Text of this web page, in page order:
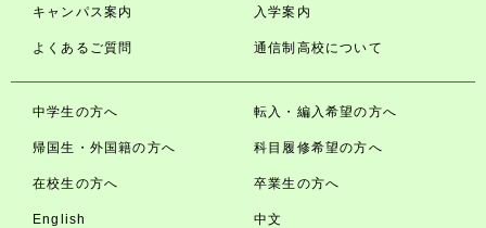
キャンパス案内 入学案内
よくあるご質問 通信制高校について
中学生の方へ 転入・編入希望の方へ
帰国生・外国籍の方へ 科目履修希望の方へ
在校生の方へ 卒業生の方へ
English 中文